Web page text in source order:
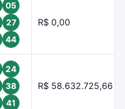
05
27
44
R$ 0,00
24
38
41
R$ 58.632.725,66